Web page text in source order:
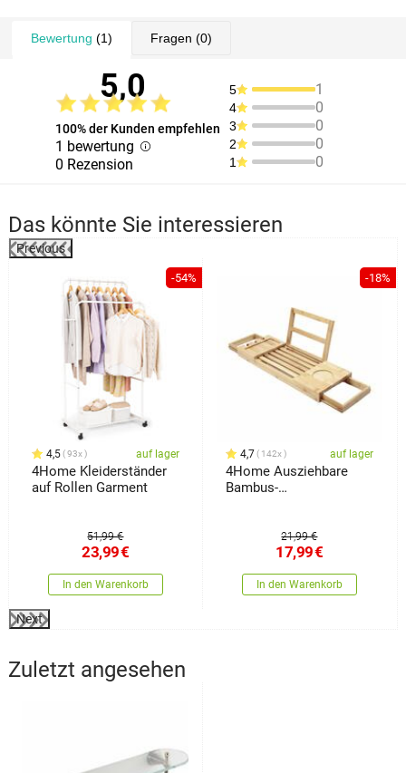
Bewertung (1) Fragen (0)
5,0
100% der Kunden empfehlen
1 bewertung
0 Rezension
5 1
4 0
3 0
2 0
1 0
Das könnte Sie interessieren
Previous
-54%
4,5 93x auf lager
4Home Kleiderständer
auf Rollen Garment
51,99 €
23,99€
In den Warenkorb
-18%
4,7 142x auf lager
4Home Ausziehbare
Bambus-
21,99 €
17,99€
In den Warenkorb
Next
Zuletzt angesehen